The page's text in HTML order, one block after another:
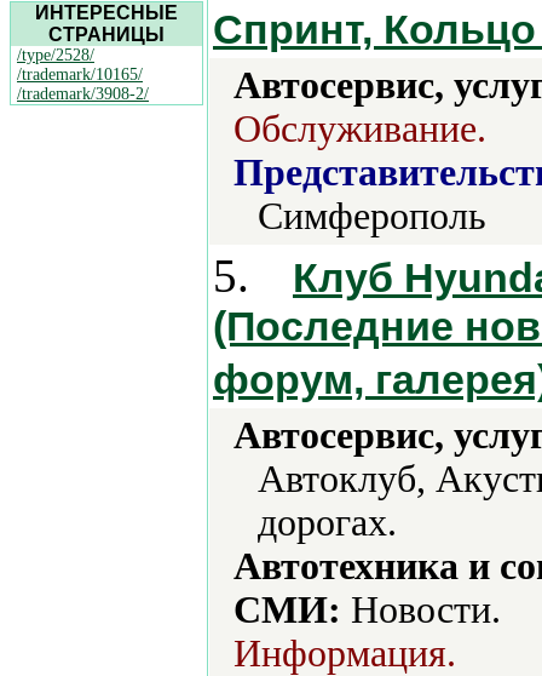
ИНТЕРЕСНЫЕ
СТРАНИЦЫ
/type/2528/
/trademark/10165/
/trademark/3908-2/
Спринт,
Автосервис,
Обслуживание.
Симферополь
5.
Клуб
(Последние
форум,
Автосервис,
Автоклуб,
дорогах.
Автотехника и
СМИ: Новости.
Информация.